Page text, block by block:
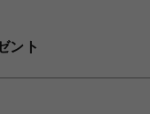
ント